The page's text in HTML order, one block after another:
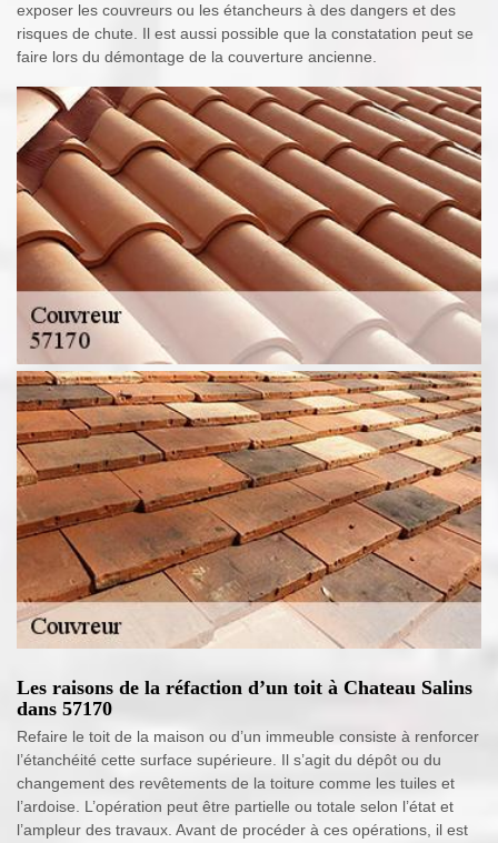
exposer les couvreurs ou les étancheurs à des dangers et des
risques de chute. Il est aussi possible que la constatation peut se
faire lors du démontage de la couverture ancienne.
Les raisons de la réfaction d’un toit à Chateau Salins
dans 57170
Refaire le toit de la maison ou d’un immeuble consiste à renforcer
l’étanchéité cette surface supérieure. Il s’agit du dépôt ou du
changement des revêtements de la toiture comme les tuiles et
l’ardoise. L’opération peut être partielle ou totale selon l’état et
l’ampleur des travaux. Avant de procéder à ces opérations, il est